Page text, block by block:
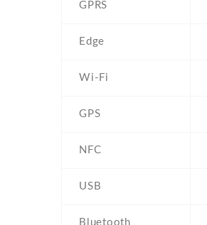
GPRS
Edge
Wi-Fi
GPS
NFC
USB
Bluetooth